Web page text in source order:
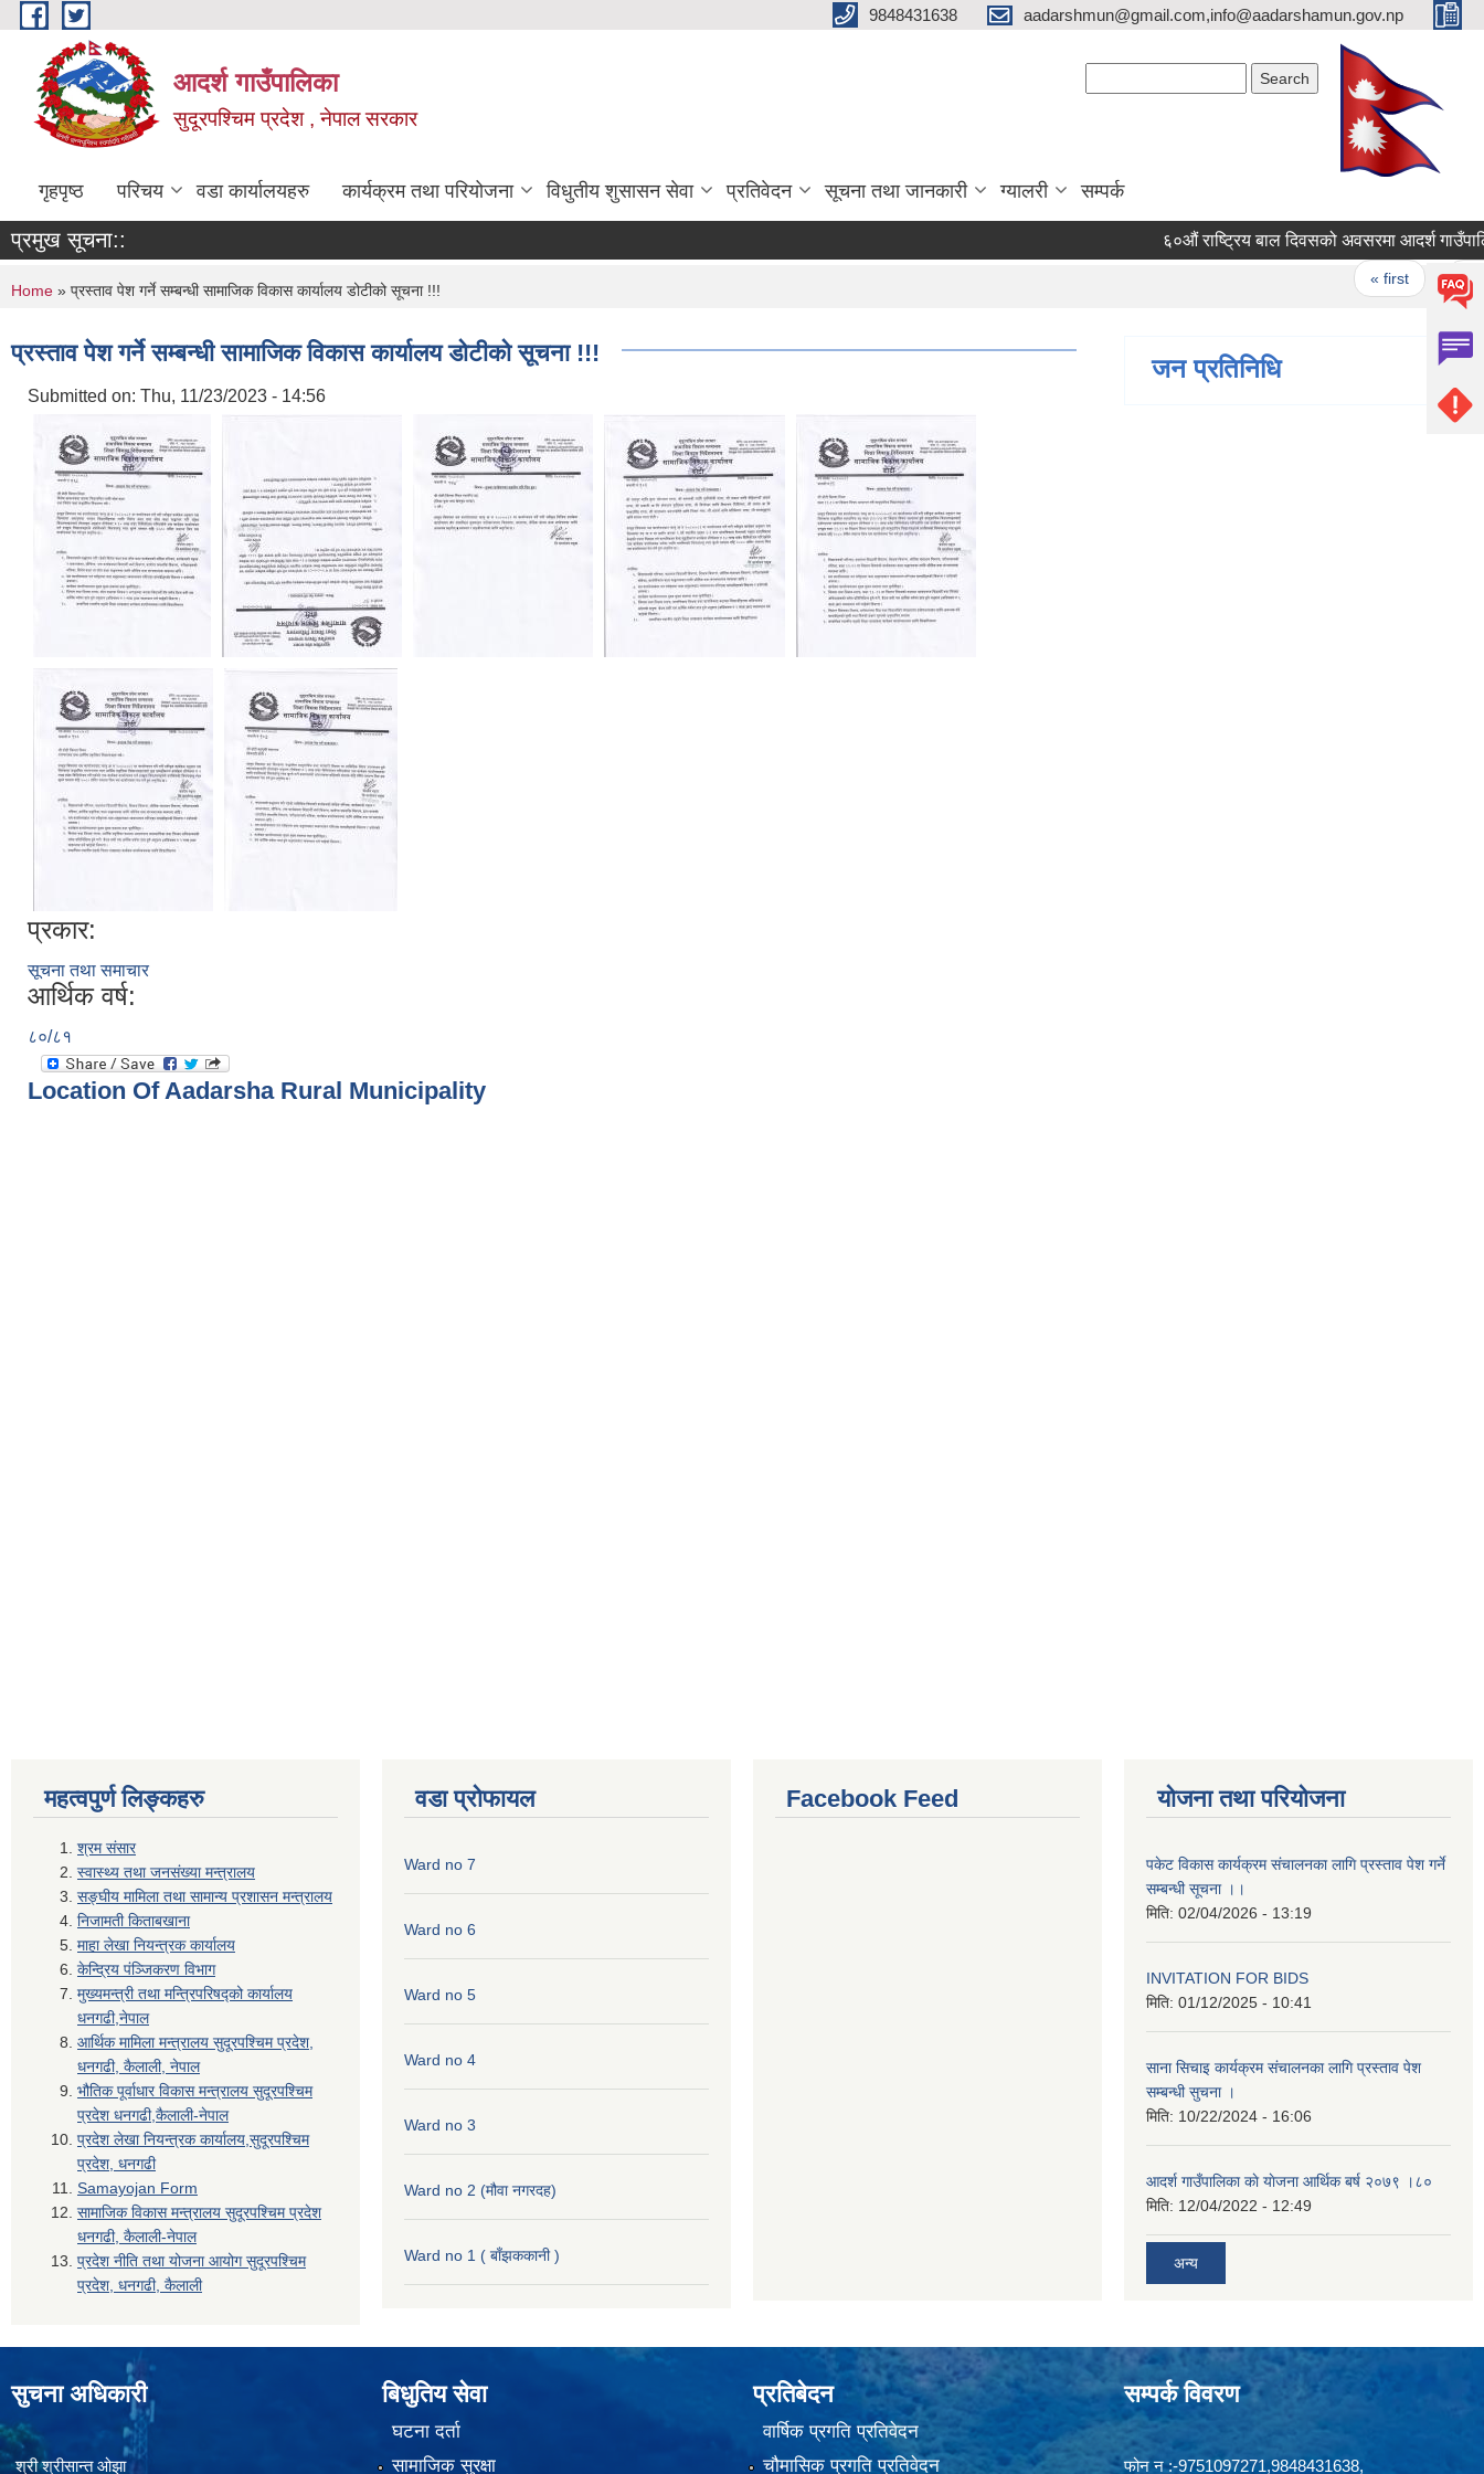
Skip to main content 9848431638 aadarshmun@gmail.com,info@aadarshamun.gov.np
आदर्श गाउँपालिका
सुदूरपश्चिम प्रदेश , नेपाल सरकार
गृहपृष्ठ परिचय वडा कार्यालयहरु कार्यक्रम तथा परियोजना विधुतीय शुसासन सेवा प्रतिवेदन सूचना तथा जानकारी ग्यालरी सम्पर्क
प्रमुख सूचना:: ६०‍औं राष्ट्रिय बाल दिवसको अवसरमा आदर्श
« first ‹
You are here
Home » प्रस्ताव पेश गर्ने सम्बन्धी सामाजिक विकास कार्यालय डोटीको सूचना !!!
प्रस्ताव पेश गर्ने सम्बन्धी सामाजिक विकास कार्यालय डोटीको सूचना !!!
Submitted on: Thu, 11/23/2023 - 14:56
प्रकार:
सूचना तथा समाचार
आर्थिक वर्ष:
८०/८१
Location Of Aadarsha Rural Municipality
जन प्रतिनिधि
महत्वपुर्ण लिङ्कहरु
श्रम संसार
स्वास्थ्य तथा जनसंख्या मन्त्रालय
सङ्घीय मामिला तथा सामान्य प्रशासन मन्त्रालय
निजामती किताबखाना
माहा लेखा नियन्त्रक कार्यालय
केन्द्रिय पंञ्जिकरण विभाग
मुख्यमन्त्री तथा मन्त्रिपरिषद्को कार्यालय
धनगढी,नेपाल
आर्थिक मामिला मन्त्रालय सुदूरपश्चिम प्रदेश,
धनगढी, कैलाली, नेपाल
भौतिक पूर्वाधार विकास मन्त्रालय सुदूरपश्चिम
प्रदेश धनगढी,कैलाली-नेपाल
प्रदेश लेखा नियन्त्रक कार्यालय,सुदूरपश्चिम
प्रदेश, धनगढी
Samayojan Form
सामाजिक विकास मन्त्रालय सुदूरपश्चिम प्रदेश
धनगढी, कैलाली-नेपाल
प्रदेश नीति तथा योजना आयोग सुदूरपश्चिम
प्रदेश, धनगढी, कैलाली
वडा प्रोफायल
Ward no 7
Ward no 6
Ward no 5
Ward no 4
Ward no 3
Ward no 2 (मौवा नगरदह)
Ward no 1 ( बाँझककानी )
Facebook Feed योजना तथा परियोजना
पकेट विकास कार्यक्रम संचालनका लागि प्रस्ताव पेश गर्ने
सम्बन्धी सूचना ।।
मिति: 02/04/2026 - 13:19
INVITATION FOR BIDS
मिति: 01/12/2025 - 10:41
साना सिचाइ कार्यक्रम संचालनका लागि प्रस्ताव पेश
सम्बन्धी सुचना ।
मिति: 10/22/2024 - 16:06
आदर्श गाउँपालिका काे याेजना आर्थिक बर्ष २०७९ ।८०
मिति: 12/04/2022 - 12:49
अन्य
सुचना अधिकारी
श्री श्रीसान्त ओझा
बिधुतिय सेवा
घटना दर्ता
सामाजिक सुरक्षा
प्रतिबेदन
वार्षिक प्रगति प्रतिवेदन
चौमासिक प्रगति प्रतिवेदन
सम्पर्क विवरण
फोन न‍‍‌ :-9751097271,9848431638,